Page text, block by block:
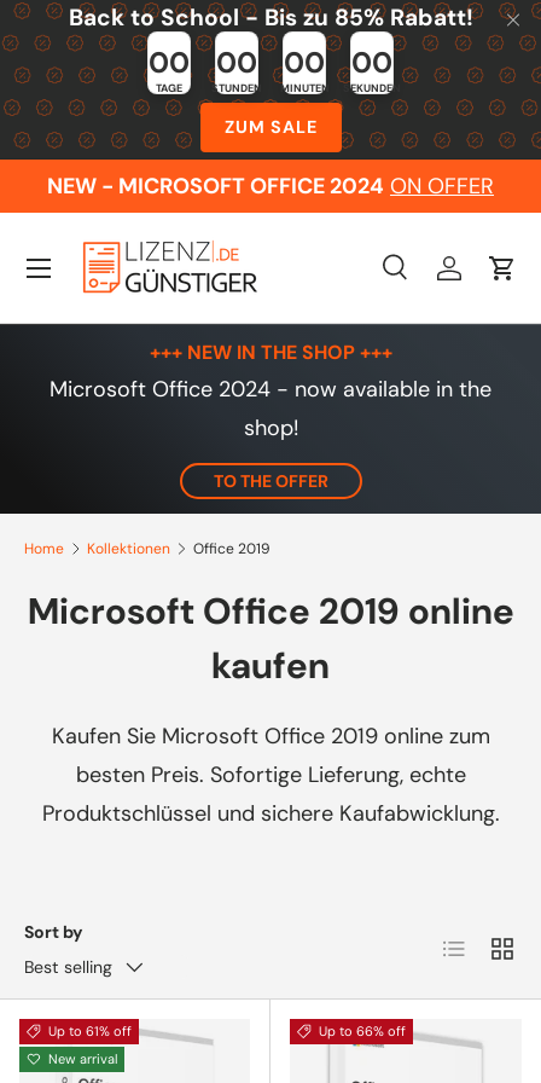
Skip to content
Back to School - Bis zu 85% Rabatt!
00
TAGE
00
STUNDEN
00
MINUTEN
00
SEKUNDEN
ZUM SALE
NEW - MICROSOFT OFFICE 2024 ON OFFER
Search
SearchLog inCart
Menu
+++ NEW IN THE SHOP +++
Microsoft Office 2024 - now available in the
shop!
TO THE OFFER
Home Kollektionen Office 2019
Microsoft Office 2019 online
kaufen
Kaufen Sie Microsoft Office 2019 online zum
besten Preis. Sofortige Lieferung, echte
Produktschlüssel und sichere Kaufabwicklung.
Sort by
Best selling
List Grid
Up to 61% off
New arrival
Up to 66% off